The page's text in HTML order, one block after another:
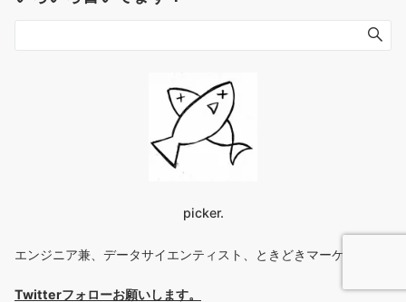
ジ
picker.
エンジニア兼、データサイエンティスト、ときどきマーケター
Twitterフォローお願いします。